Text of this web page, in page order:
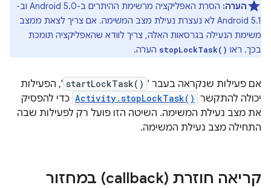
הערה:
הסרת האפליקציה מרשימת ההיתרים ב-Android 5.0 וב-
Android 5.1 לא נעצרת נעילת מצב המשימה. אם צריך לצאת ממצב
משימת הנעילה בגרסאות האלה, צריך לוודא שהאפליקציה תומכת
בכך. ראו stopLockTask() הערה.
אם פעילות שנקראה בעבר ' startLockTask() ', הפעילות
יכולה להתקשר Activity.stopLockTask() כדי להפסיק
את מצב נעילת המשימה. השיטה הזו פועל רק לפעילות שבה
התחילה מצב נעילת המשימה.
קריאה חוזרת (callback) במחזור